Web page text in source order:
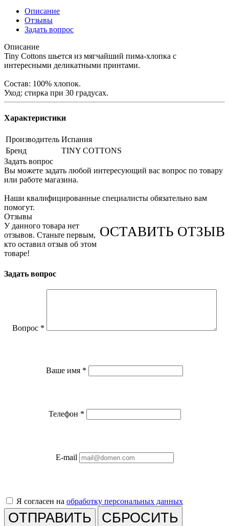
Описание
Отзывы
Задать вопрос
Описание
Tiny Cottons шьется из мягчайший пима-хлопка с
интересными деликатными принтами.
Cостав: 100% хлопок.
Уход: стирка при 30 градусах.
Характеристики
Производитель Испания
Бренд
TINY COTTONS
Задать вопрос
Вы можете задать любой интересующий вас вопрос по товару
или работе магазина.
Наши квалифицированные специалисты обязательно вам
помогут.
Отзывы
ОСТАВИТЬ ОТЗЫВ
У данного товара нет
отзывов. Станьте первым,
кто оставил отзыв об этом
товаре!
Задать вопрос
Вопрос *
Ваше имя *
Телефон *
E-mail
Я согласен на обработку персональных данных
СБРОСИТЬ